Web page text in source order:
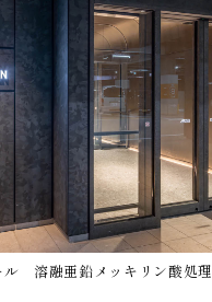
ル 溶融亜鉛メッキリン酸処理